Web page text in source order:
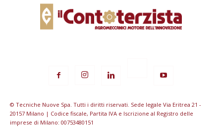
© Tecniche Nuove Spa. Tutti i diritti riservati. Sede legale Via Eritrea 21 -
20157 Milano | Codice fiscale, Partita IVA e Iscrizione al Registro delle
imprese di Milano: 00753480151